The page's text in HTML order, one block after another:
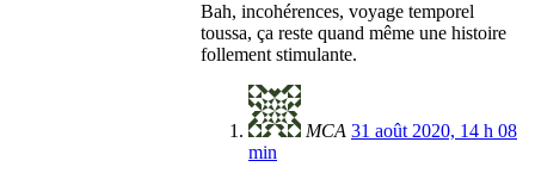
Bah, incohérences, voyage temporel
toussa, ça reste quand même une histoire
follement stimulante.
MCA 31 août 2020, 14 h 08
min